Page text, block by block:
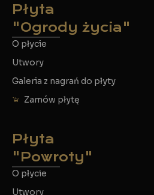
Płyta
"Ogrody życia"
O płycie
Utwory
Galeria z nagrań do płyty
Zamów płytę
Płyta
"Powroty"
O płycie
Utwory